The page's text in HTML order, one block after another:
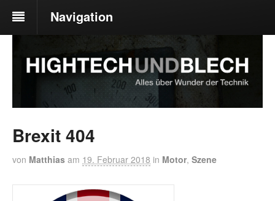
Navigation
Brexit 404
von Matthias am 19. Februar 2018 in Motor, Szene